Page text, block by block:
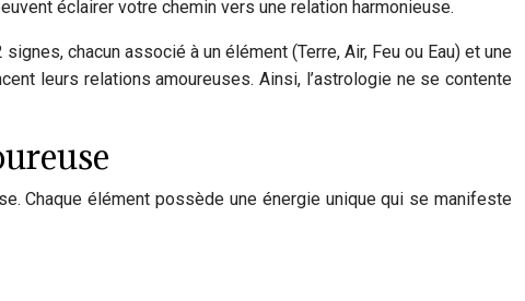
éclairer votre chemin vers une relation harmonieuse.
chacun associé à un élément (Terre, Air, Feu ou Eau) et une
leurs relations amoureuses. Ainsi, l’astrologie ne se contente
Chaque élément possède une énergie unique qui se manifeste